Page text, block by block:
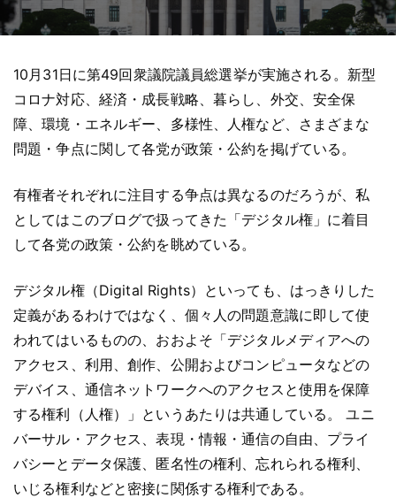
10月31日に第49回衆議院議員総選挙が実施される。新型
コロナ対応、経済・成長戦略、暮らし、外交、安全保
障、環境・エネルギー、多様性、人権など、さまざまな
問題・争点に関して各党が政策・公約を掲げている。
有権者それぞれに注目する争点は異なるのだろうが、私
としてはこのブログで扱ってきた「デジタル権」に着目
して各党の政策・公約を眺めている。
デジタル権（Digital Rights）といっても、はっきりした
定義があるわけではなく、個々人の問題意識に即して使
われてはいるものの、おおよそ「デジタルメディアへの
アクセス、利用、創作、公開およびコンピュータなどの
デバイス、通信ネットワークへのアクセスと使用を保障
する権利（人権）」というあたりは共通している。 ユニ
バーサル・アクセス、表現・情報・通信の自由、プライ
バシーとデータ保護、匿名性の権利、忘れられる権利、
いじる権利などと密接に関係する権利である。